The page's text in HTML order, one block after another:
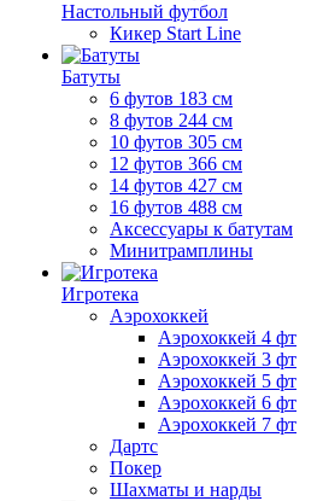
Настольный футбол
Кикер Start Line
Батуты
6 футов 183 см
8 футов 244 см
10 футов 305 см
12 футов 366 см
14 футов 427 см
16 футов 488 см
Аксессуары к батутам
Минитрамплины
Игротека
Аэрохоккей
Аэрохоккей 4 фт
Аэрохоккей 3 фт
Аэрохоккей 5 фт
Аэрохоккей 6 фт
Аэрохоккей 7 фт
Дартс
Покер
Шахматы и нарды